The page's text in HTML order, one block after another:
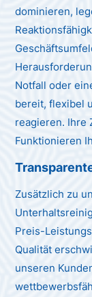
dominieren,
Notfall oder
bereit, flexibel
reagieren. Ihre
Funktionieren
Zusätzlich zu
Preis-
Qualität
unseren